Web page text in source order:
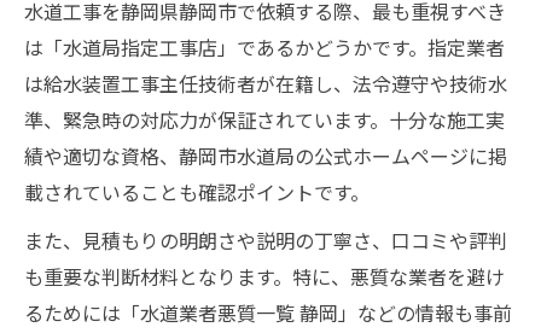
水道工事を静岡県静岡市で依頼する際、最も重視すべき
は「水道局指定工事店」であるかどうかです。指定業者
は給水装置工事主任技術者が在籍し、法令遵守や技術水
準、緊急時の対応力が保証されています。十分な施工実
績や適切な資格、静岡市水道局の公式ホームページに掲
載されていることも確認ポイントです。
また、見積もりの明朗さや説明の丁寧さ、口コミや評判
も重要な判断材料となります。特に、悪質な業者を避け
るためには「水道業者悪質一覧 静岡」などの情報も事前